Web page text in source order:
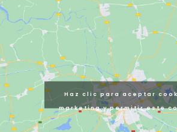
Haz clic para aceptar
marketing y permitir este